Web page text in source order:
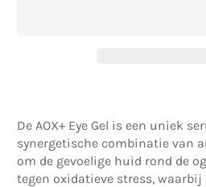
De AOX+ Eye Gel is een uniek
synergetische combinatie van
om de gevoelige huid rond de
tegen oxidatieve stress, waarbij